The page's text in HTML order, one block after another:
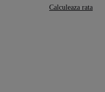
Calculeaza rata